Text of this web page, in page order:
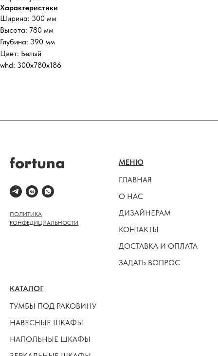
Характеристики
Ширина: 300 мм
Высота: 780 мм
Глубина: 390 мм
Цвет: Белый
whd: 300x780x186
ПОЛИТИКА
КОНФЕДИЦИАЛЬНОСТИ
МЕНЮ
ГЛАВНАЯ
О НАС
ДИЗАЙНЕРАМ
КОНТАКТЫ
ДОСТАВКА И ОПЛАТА
ЗАДАТЬ ВОПРОС
КАТАЛОГ
ТУМБЫ ПОД РАКОВИНУ
НАВЕСНЫЕ ШКАФЫ
НАПОЛЬНЫЕ ШКАФЫ